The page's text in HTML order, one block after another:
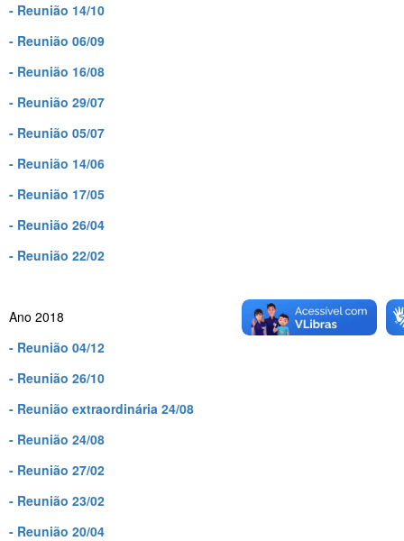
- Reunião 14/10
- Reunião 06/09
- Reunião 16/08
- Reunião 29/07
- Reunião 05/07
- Reunião 14/06
- Reunião 17/05
- Reunião 26/04
- Reunião 22/02
Ano 2018
- Reunião 04/12
- Reunião 26/10
- Reunião extraordinária 24/08
- Reunião 24/08
- Reunião 27/02
- Reunião 23/02
- Reunião 20/04